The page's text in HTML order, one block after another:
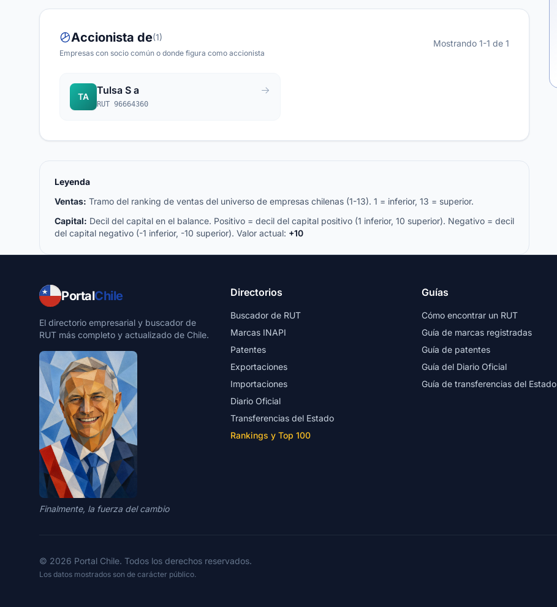
Accionista de(1)
Empresas con socio común o donde figura como accionista
Mostrando 1-1 de 1
TA
Tulsa S a
RUT 96664360
Leyenda
Ventas: Tramo del ranking de ventas del universo de empresas chilenas (1-13). 1 = inferior, 13 = superior.
Capital: Decil del capital en el balance. Positivo = decil del capital positivo (1 inferior, 10 superior). Negativo = decil
del capital negativo (-1 inferior, -10 superior). Valor actual: +10
PortalChile
El directorio empresarial y buscador de
RUT más completo y actualizado de Chile.
Finalmente, la fuerza del cambio
Directorios
Buscador de RUT
Marcas INAPI
Patentes
Exportaciones
Importaciones
Diario Oficial
Transferencias del Estado
Rankings y Top 100
Guías
Cómo encontrar un RUT
Guía de marcas registradas
Guía de patentes
Guía del Diario Oficial
Guía de transferencias del Estado
© 2026 Portal Chile. Todos los derechos reservados.
Los datos mostrados son de carácter público.